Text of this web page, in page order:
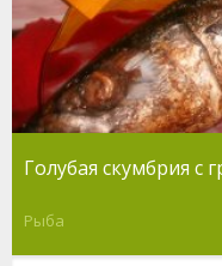
Голубая скумбрия с
Рыба